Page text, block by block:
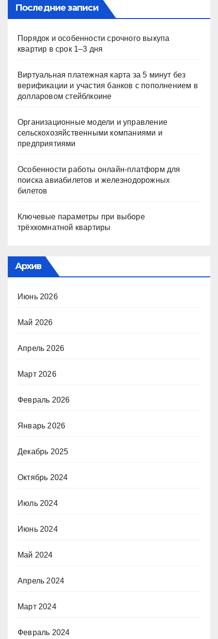
ki
Последние записи
Порядок и особенности срочного выкупа
квартир в срок 1–3 дня
Виртуальная платежная карта за 5 минут без
верификации и участия банков с пополнением в
долларовом стейблкоине
Организационные модели и управление
сельскохозяйственными компаниями и
предприятиями
Особенности работы онлайн-платформ для
поиска авиабилетов и железнодорожных
билетов
Ключевые параметры при выборе
трёхкомнатной квартиры
Архив
Июнь 2026
Май 2026
Апрель 2026
Март 2026
Февраль 2026
Январь 2026
Декабрь 2025
Октябрь 2024
Июль 2024
Июнь 2024
Май 2024
Апрель 2024
Март 2024
Февраль 2024